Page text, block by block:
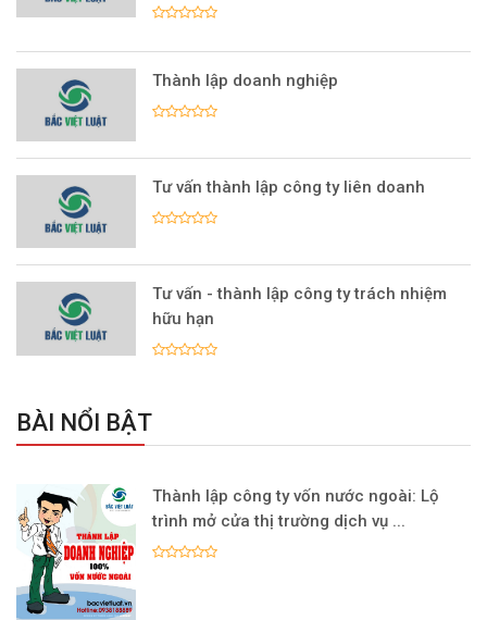
Thành lập doanh nghiệp
Tư vấn thành lập công ty liên doanh
Tư vấn - thành lập công ty trách nhiệm
hữu hạn
BÀI NỔI BẬT
Thành lập công ty vốn nước ngoài: Lộ
trình mở cửa thị trường dịch vụ ...